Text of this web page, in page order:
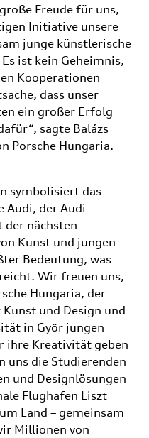
Freude für uns,
Initiative unsere
junge künstlerische
ist kein Geheimnis,
Kooperationen
dass unser
ein großer Erfolg
sagte Balázs
Porsche Hungaria.
symbolisiert das
Audi, der Audi
der nächsten
Kunst und jungen
Bedeutung, was
Wir freuen uns,
Hungaria, der
und Design und
in Győr jungen
ihre Kreativität geben
uns die Studierenden
und Designlösungen
Flughafen Liszt
Land – gemeinsam
Millionen von